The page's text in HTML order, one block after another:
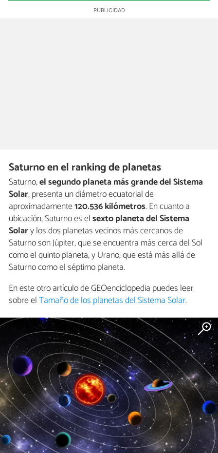
Saturno en el ranking de planetas
Saturno,el segundo planeta más grande del Sistema
Solar, presenta un diámetro ecuatorial de
aproximadamente120.536 kilómetros. En cuanto a
ubicación, Saturno es elsexto planeta del Sistema
Solary los dos planetas vecinos más cercanos de
Saturno son Júpiter, que se encuentra más cerca del Sol
como el quinto planeta, y Urano, que está más allá de
Saturno como el séptimo planeta.
En este otro artículo de GEOenciclopedia puedes leer
sobre elTamaño de los planetas del Sistema Solar.